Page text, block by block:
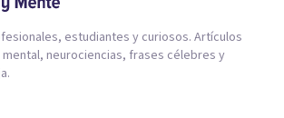
estudiantes y curiosos. Artículos
neurociencias, frases célebres y